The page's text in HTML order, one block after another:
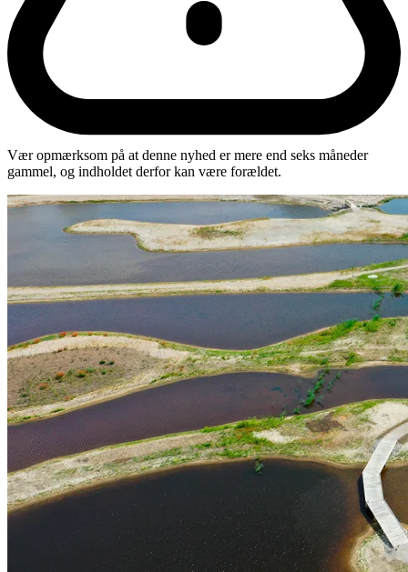
Vær opmærksom på at denne nyhed er mere end seks måneder
gammel, og indholdet derfor kan være forældet.